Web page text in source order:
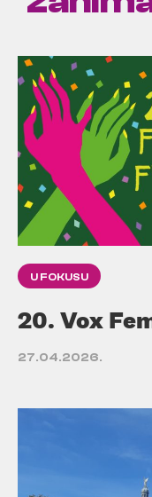
U FOKUSU
20. Vox
27.04.2026.